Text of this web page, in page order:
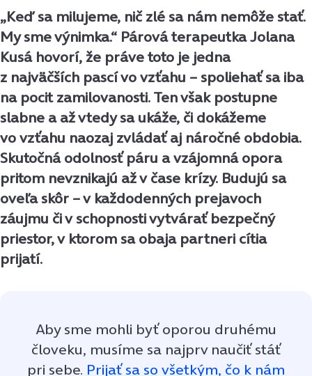
„Keď sa milujeme, nič zlé sa nám nemôže stať.
My sme výnimka.“ Párová terapeutka Jolana
Kusá hovorí, že práve toto je jedna
z najväčších pascí vo vzťahu – spoliehať sa iba
na pocit zamilovanosti. Ten však postupne
slabne a až vtedy sa ukáže, či dokážeme
vo vzťahu naozaj zvládať aj náročné obdobia.
Skutočná odolnosť páru a vzájomná opora
pritom nevznikajú až v čase krízy. Budujú sa
oveľa skôr – v každodenných prejavoch
záujmu či v schopnosti vytvárať bezpečný
priestor, v ktorom sa obaja partneri cítia
prijatí.
Aby sme mohli byť oporou druhému
človeku, musíme sa najprv naučiť stáť
pri sebe. Prijať sa so všetkým, čo k nám